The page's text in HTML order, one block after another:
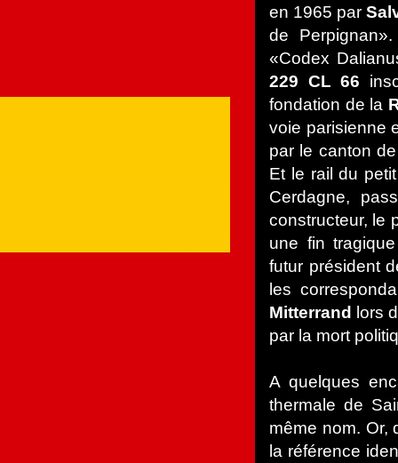
en 1965 par
de
«Codex
229 CL 66
fondation de la
voie parisienne
par le canton
Et le rail du
Cerdagne,
constructeur, le
une fin
futur président
les
Mitterrand lors
par la mort
A quelques
thermale de
même nom. Or,
la référence